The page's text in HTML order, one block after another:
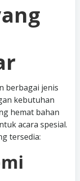
berbagai jenis
kebutuhan
hemat bahan
acara spesial.
tersedia: